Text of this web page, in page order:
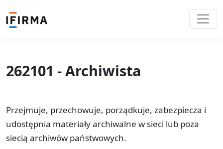
262101 - Archiwista
Przejmuje, przechowuje, porządkuje, zabezpiecza i
udostępnia materiały archiwalne w sieci lub poza
siecią archiwów państwowych.